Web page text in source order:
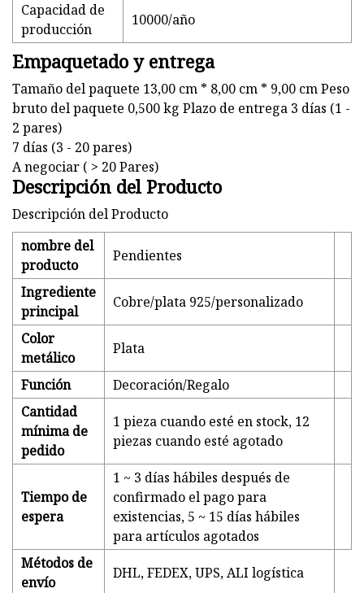
Capacidad de
producción
10000/año
Empaquetado y entrega
Tamaño del paquete 13,00 cm * 8,00 cm * 9,00 cm Peso
bruto del paquete 0,500 kg Plazo de entrega 3 días (1 -
2 pares)
7 días (3 - 20 pares)
A negociar ( > 20 Pares)
Descripción del Producto
Descripción del Producto
nombre del
producto
Pendientes
Ingrediente
principal
Cobre/plata 925/personalizado
Color
metálico
Plata
Función
Decoración/Regalo
Cantidad
mínima de
pedido
1 pieza cuando esté en stock, 12
piezas cuando esté agotado
Tiempo de
espera
1 ~ 3 días hábiles después de
confirmado el pago para
existencias, 5 ~ 15 días hábiles
para artículos agotados
Métodos de
envío
DHL, FEDEX, UPS, ALI logística